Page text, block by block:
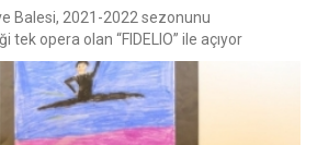
Balesi, 2021-2022 sezonunu
tek opera olan “FIDELIO” ile açıyor